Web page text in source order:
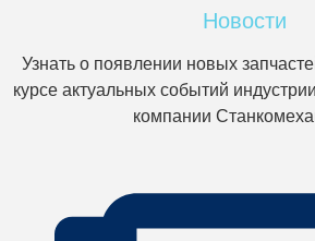
Новости
Узнать о появлении новых
курсе актуальных событий
компании